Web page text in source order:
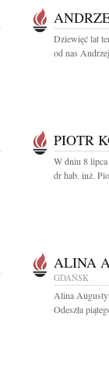
Dziewięć lat
od nas
PIOTR
W dniu 8
dr hab. inż.
ALINA
GDAŃSK
Alina
Odeszła